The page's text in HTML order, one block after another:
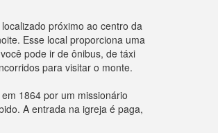
próximo ao centro da
Esse local proporciona uma
pode ir de ônibus, de táxi
para visitar o monte.
1864 por um missionário
A entrada na igreja é paga,